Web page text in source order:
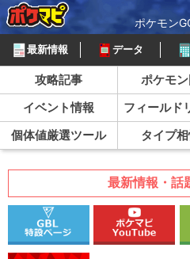
ポケモン
最新情報 データ
攻略記事 ポケモ
イベント情報
フィールド
個体値厳選ツール
タイプ
最新情報・話